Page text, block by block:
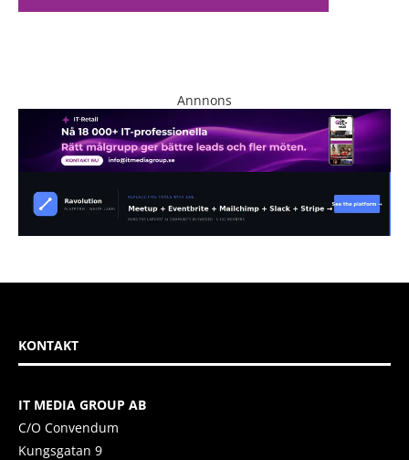
Annnons
KONTAKT
IT MEDIA GROUP AB
C/O Convendum
Kungsgatan 9